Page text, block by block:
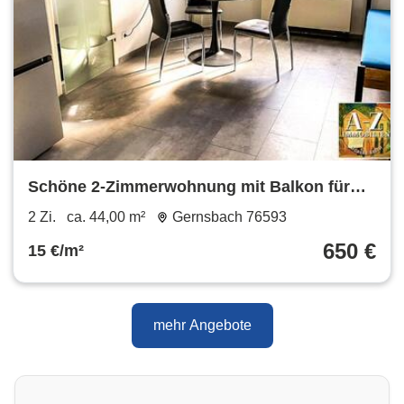
Schöne 2-Zimmerwohnung mit Balkon für
Paar oder Einzelperson in ruhiger Lage
2 Zi. ca. 44,00 m² Gernsbach 76593
15 €/m² 650 €
mehr Angebote